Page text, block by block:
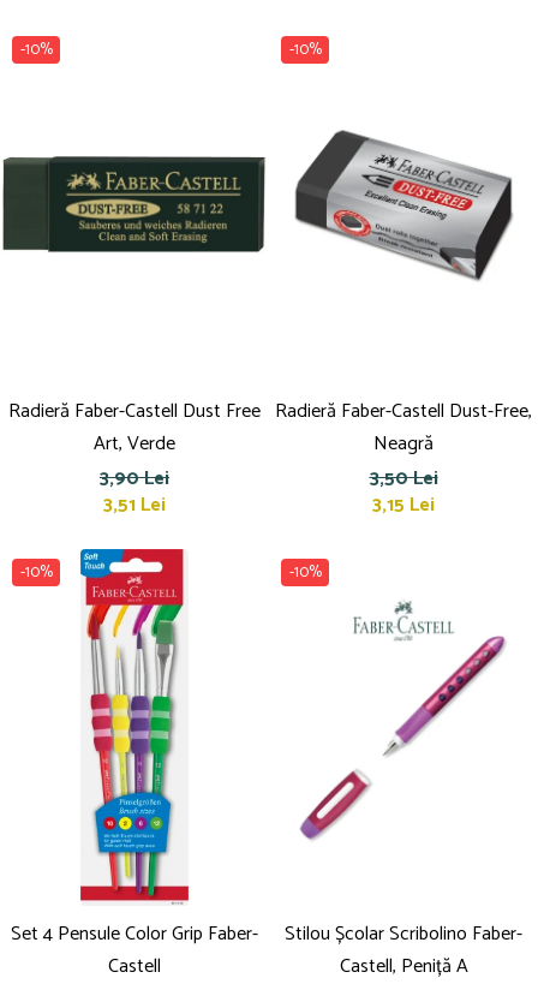
-10%
Radieră Faber-Castell Dust Free
Art, Verde
3,90 Lei
3,51 Lei
-10%
Radieră Faber-Castell Dust-Free,
Neagră
3,50 Lei
3,15 Lei
-10%
Set 4 Pensule Color Grip Faber-
Castell
-10%
Stilou Școlar Scribolino Faber-
Castell, Peniță A